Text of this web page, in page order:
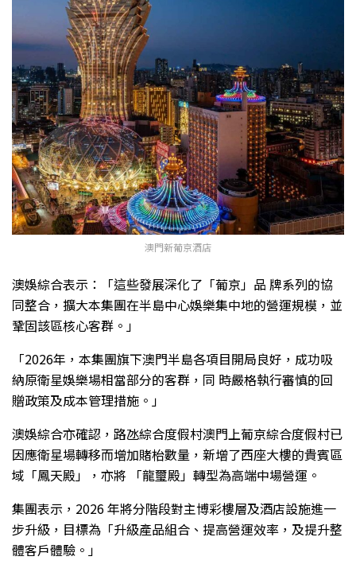
澳門新葡京酒店
澳娛綜合表示：「這些發展深化了「葡京」品 牌系列的協
同整合，擴大本集團在半島中心娛樂集中地的營運規模，並
鞏固該區核心客群。」
「2026年，本集團旗下澳門半島各項目開局良好，成功吸
納原衛星娛樂場相當部分的客群，同 時嚴格執行審慎的回
贈政策及成本管理措施。」
澳娛綜合亦確認，路氹綜合度假村澳門上葡京綜合度假村已
因應衛星場轉移而增加賭枱數量，新增了西座大樓的貴賓區
域「鳳天殿」，亦將 「龍璽殿」轉型為高端中場營運。
集團表示，2026 年將分階段對主博彩樓層及酒店設施進一
步升級，目標為「升級產品組合、提高營運效率，及提升整
體客戶體驗。」